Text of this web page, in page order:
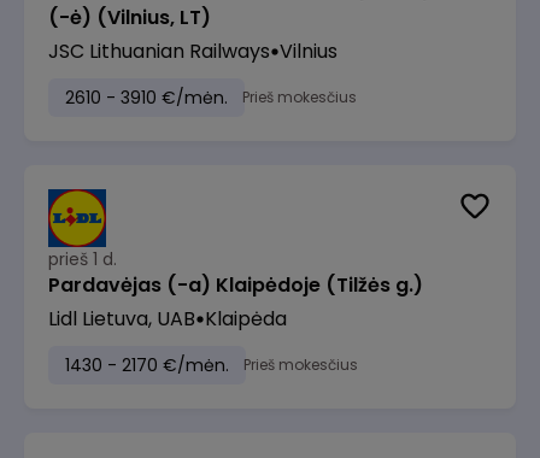
(-ė) (Vilnius, LT)
JSC Lithuanian Railways Vilnius
2610 - 3910 €/mėn. Prieš mokesčius
prieš 1 d.
Pardavėjas (-a) Klaipėdoje (Tilžės g.)
Lidl Lietuva, UAB Klaipėda
1430 - 2170 €/mėn. Prieš mokesčius